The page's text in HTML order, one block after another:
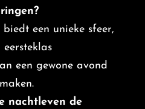
een unieke sfeer,
een gewone avond
nachtleven de